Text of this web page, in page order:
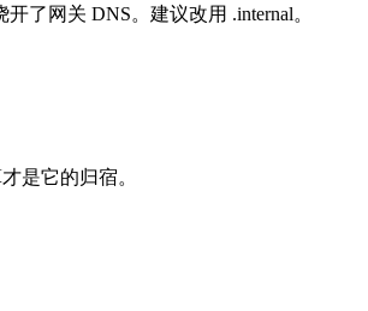
了网关 DNS。建议改用 .internal。
是它的归宿。